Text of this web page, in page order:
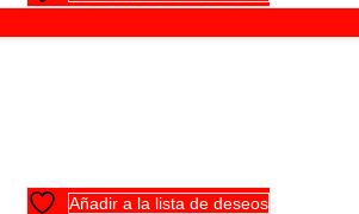
Añadir a la lista de deseos